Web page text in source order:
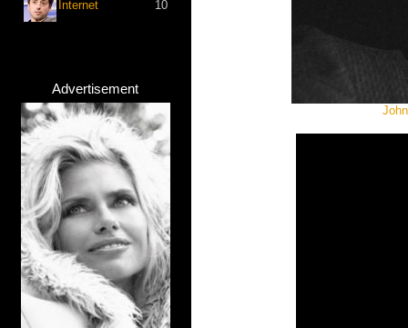
Internet 10
Advertisement